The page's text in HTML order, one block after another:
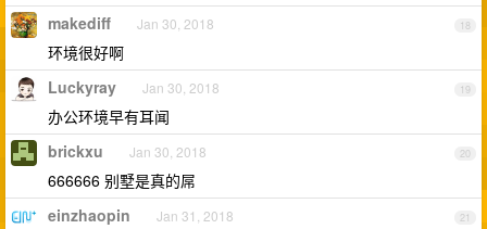
18
makediff Jan 30, 2018
环境很好啊
19
Luckyray Jan 30, 2018
办公环境早有耳闻
20
brickxu Jan 30, 2018
666666 别墅是真的屌
21
einzhaopin Jan 31, 2018